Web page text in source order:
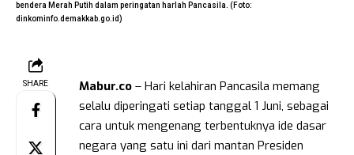
bendera Merah Putih dalam peringatan harlah Pancasila. (Foto:
dinkominfo.demakkab.go.id)
SHARE Mabur.co – Hari kelahiran Pancasila memang
selalu diperingati setiap tanggal 1 Juni, sebagai
cara untuk mengenang terbentuknya ide dasar
negara yang satu ini dari mantan Presiden